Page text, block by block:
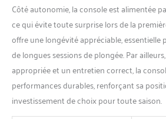
Côté autonomie, la console est alimentée
ce qui évite toute surprise lors de la
offre une longévité appréciable,
de longues sessions de plongée. Par
appropriée et un entretien correct, la
performances durables, renforçant sa
investissement de choix pour toute saison.